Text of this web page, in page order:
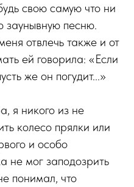
свою самую что ни
заунывную песню.
отвлечь также и от
ей говорила: «Если
же он погудит...»
я никого из не
колесо прялки или
и особо
не мог заподозрить
понимал, что